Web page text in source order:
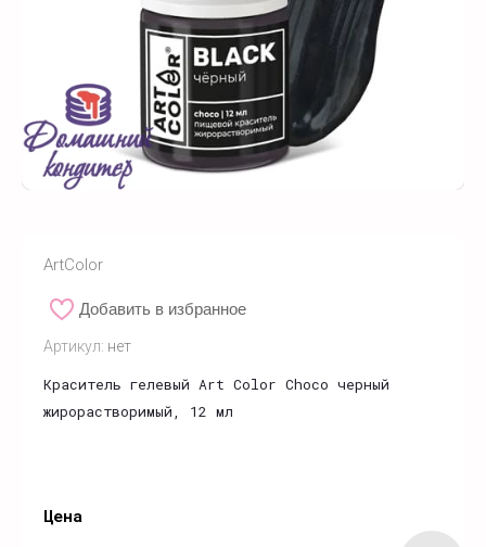
Артикул: нет
ArtColor
Краситель гелевый Art Color Choco черный
жирорастворимый, 12 мл
Добавить в избранное
Цена